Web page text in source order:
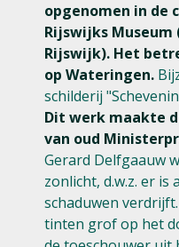
opgenomen in de
Rijswijks Museum
Rijswijk). Het
op Wateringen.
schilderij
Dit werk maakte
van oud
Gerard Delfgaauw
zonlicht, d.w.z. er is
schaduwen
tinten grof op het